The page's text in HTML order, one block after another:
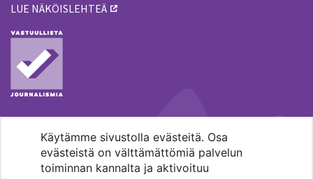
Käytämme sivustolla evästeitä. Osa
evästeistä on välttämättömiä palvelun
toiminnan kannalta ja aktivoituu
LUE NÄKÖISLEHTEÄ
MENOHAKU